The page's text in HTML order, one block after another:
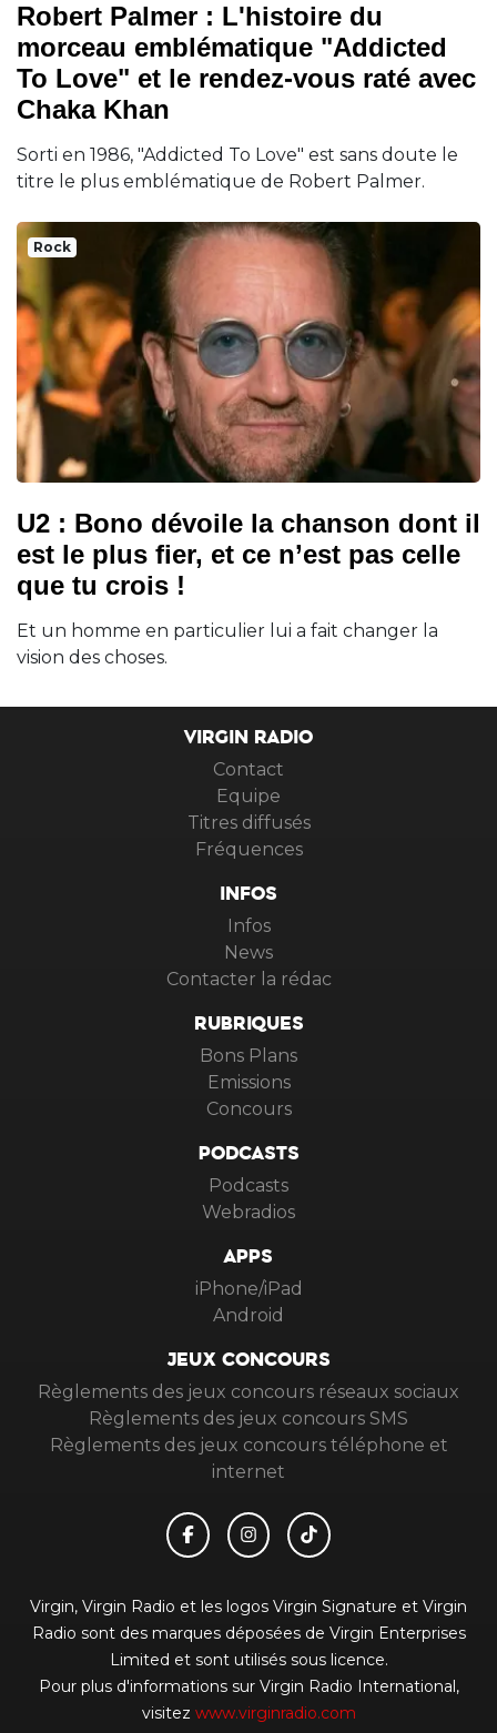
Robert Palmer : L'histoire du
morceau emblématique "Addicted
To Love" et le rendez-vous raté avec
Chaka Khan
Sorti en 1986, "Addicted To Love" est sans doute le
titre le plus emblématique de Robert Palmer.
Rock
U2 : Bono dévoile la chanson dont il
est le plus fier, et ce n’est pas celle
que tu crois !
Et un homme en particulier lui a fait changer la
vision des choses.
VIRGIN RADIO
Contact
Equipe
Titres diffusés
Fréquences
INFOS
Infos
News
Contacter la rédac
RUBRIQUES
Bons Plans
Emissions
Concours
PODCASTS
Podcasts
Webradios
APPS
iPhone/iPad
Android
JEUX CONCOURS
Règlements des jeux concours réseaux sociaux
Règlements des jeux concours SMS
Règlements des jeux concours téléphone et
internet
Virgin, Virgin Radio et les logos Virgin Signature et Virgin
Radio sont des marques déposées de Virgin Enterprises
Limited et sont utilisés sous licence.
Pour plus d'informations sur Virgin Radio International,
visitez www.virginradio.com